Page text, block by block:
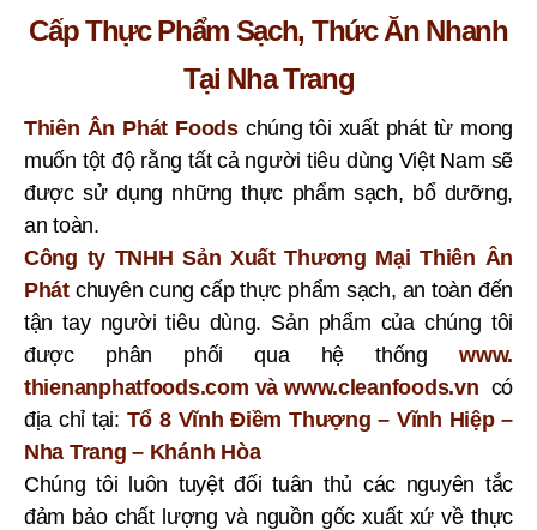
Cấp Thực Phẩm Sạch, Thức Ăn Nhanh
Tại Nha Trang
Thiên Ân Phát Foodschúng tôi xuất phát từ mong
muốn tột độ rằng tất cả người tiêu dùng Việt Nam sẽ
được sử dụng những thực phẩm sạch, bổ dưỡng,
an toàn.
Công ty TNHH Sản Xuất Thương Mại Thiên Ân
Phátchuyên cung cấp thực phẩm sạch, an toàn đến
tận tay người tiêu dùng. Sản phẩm của chúng tôi
được phân phối qua hệ thốngwww.
thienanphatfoods.com và www.cleanfoods.vn có
địa chỉ tại: Tổ 8 Vĩnh Điềm Thượng – Vĩnh Hiệp –
Nha Trang – Khánh Hòa
Chúng tôi luôn tuyệt đối tuân thủ các nguyên tắc
đảm bảo chất lượng và nguồn gốc xuất xứ về thực